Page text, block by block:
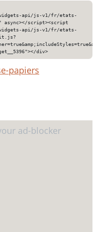
api/js-v1/fr/etats-
script><script
api/js-v1/fr/etats-
div>
papiers